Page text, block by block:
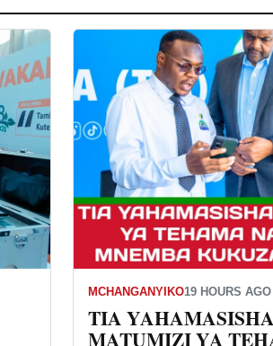
MCHANGANYIKO19 HOURS AGO
TIA YAHAMASISHA
MATUMIZI YA